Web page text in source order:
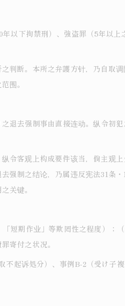
以下拘禁刑）、強盗罪（5年以
判断。本所之弁護方针，乃自取
围。
退去强制事由直接连动。纵令初
令客观上构成要件该当，倘主观
制之结论，乃属违反宪法31条
关键。
短期作业」等欺罔性之程度）；
寄付之状况。
起诉処分）、事例B-2（受け子